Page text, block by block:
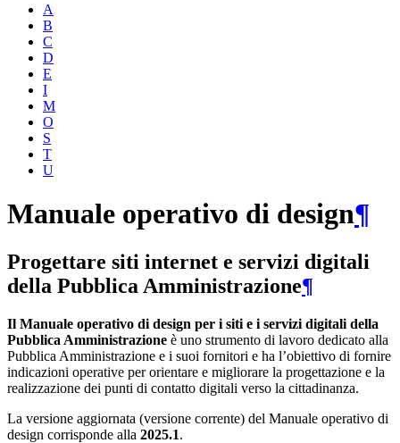
A
B
C
D
E
I
M
O
S
T
U
Manuale operativo di design¶
Progettare siti internet e servizi digitali
della Pubblica Amministrazione¶
Il Manuale operativo di design per i siti e i servizi digitali della
Pubblica Amministrazione è uno strumento di lavoro dedicato alla
Pubblica Amministrazione e i suoi fornitori e ha l’obiettivo di fornire
indicazioni operative per orientare e migliorare la progettazione e la
realizzazione dei punti di contatto digitali verso la cittadinanza.
La versione aggiornata (versione corrente) del Manuale operativo di
design corrisponde alla 2025.1.